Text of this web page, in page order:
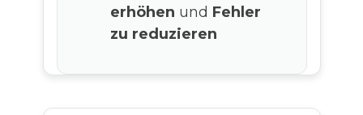
erhöhen und Fehler
zu reduzieren